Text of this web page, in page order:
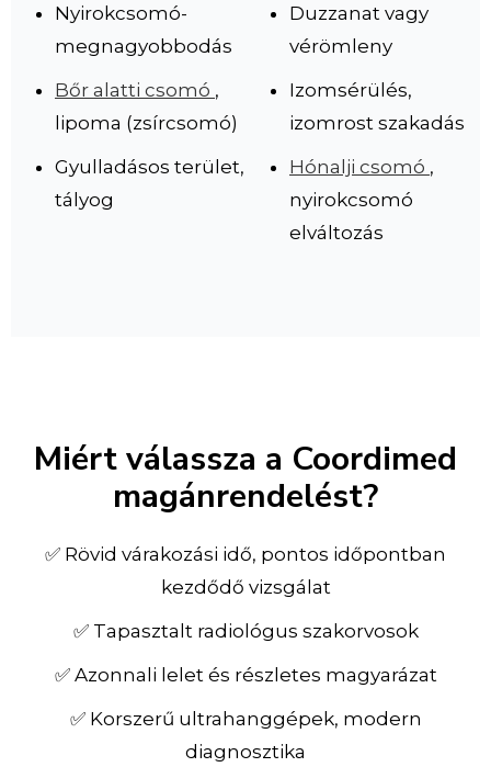
Nyirokcsomó-
megnagyobbodás
Bőr alatti csomó ,
lipoma (zsírcsomó)
Gyulladásos terület,
tályog
Duzzanat vagy
vérömleny
Izomsérülés,
izomrost szakadás
Hónalji csomó ,
nyirokcsomó
elváltozás
Miért válassza a Coordimed
magánrendelést?
✅ Rövid várakozási idő, pontos időpontban
kezdődő vizsgálat
✅ Tapasztalt radiológus szakorvosok
✅ Azonnali lelet és részletes magyarázat
✅ Korszerű ultrahanggépek, modern
diagnosztika